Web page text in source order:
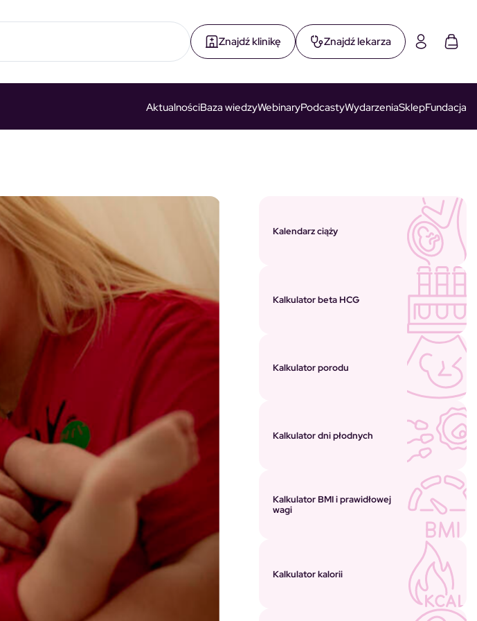
Znajdź klinikę Znajdź lekarza
AktualnościBaza wiedzyWebinaryPodcastyWydarzeniaSklepFundacja
Kalendarz ciąży
Kalkulator beta HCG
Kalkulator porodu
Kalkulator dni płodnych
Kalkulator BMI i prawidłowej
wagi
Kalkulator kalorii